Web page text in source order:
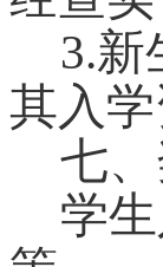
3.新
其入学
七
学